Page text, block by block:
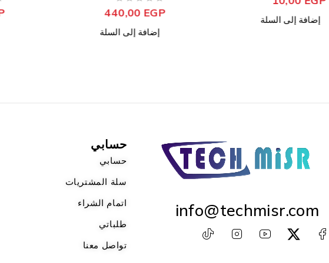
440,00 EGP
180,00EGP
إضافة إلى السلة
info@techmisr.com
حسابي
حسابي
سلة المشتريات
اتمام الشراء
طلباتي
تواصل معنا